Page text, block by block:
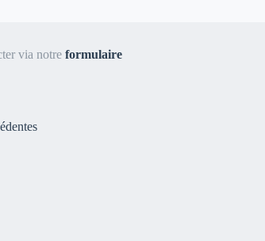
via notre formulaire